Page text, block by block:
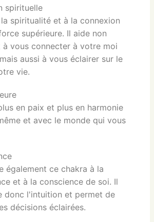
spirituelle
spiritualité et à la connexion
supérieure. Il aide non
à vous connecter à votre moi
aussi à vous éclairer sur le
vie.
en paix et plus en harmonie
et avec le monde qui vous
également ce chakra à la
et à la conscience de soi. Il
donc l'intuition et permet de
décisions éclairées.